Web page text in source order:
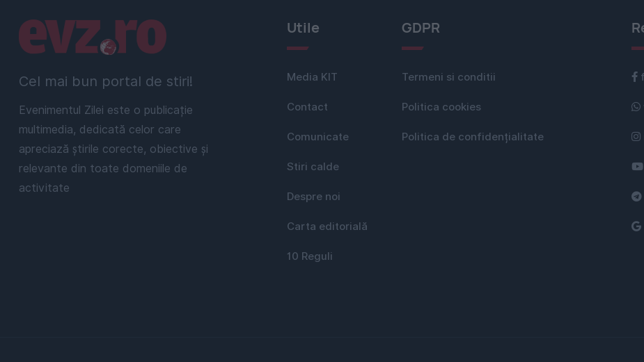
Cel mai bun portal de stiri!
Evenimentul Zilei este o publicație
multimedia, dedicată celor care
apreciază știrile corecte, obiective și
relevante din toate domeniile de
activitate
Linkuri utile Utile
Media KIT
Contact
Comunicate
Stiri calde
Despre noi
Carta editorială
10 Reguli
GDPR
Termeni si conditii
Politica cookies
Politica de confidențialitate